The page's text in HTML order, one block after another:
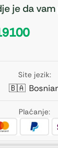
je da
Site jezik:
🇧🇦
Plaćanje: